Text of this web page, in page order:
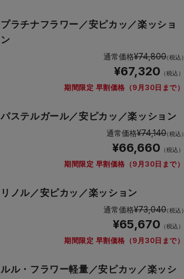
プラチナフラワー／安ピカッ／楽ッショ
ン
通常価格¥74,800（税込
¥67,320 （税込）
期間限定 早割価格（9月30日まで）
パステルガール／安ピカッ／楽ッション
通常価格¥74,140（税込
¥66,660 （税込）
期間限定 早割価格（9月30日まで）
リノル／安ピカッ／楽ッション
通常価格¥73,040（税込
¥65,670 （税込）
期間限定 早割価格（9月30日まで）
ルル・フラワー軽量／安ピカッ／楽ッシ